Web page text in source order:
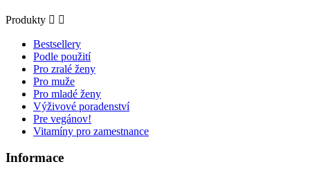
Produkty  
Bestsellery
Podle použití
Pro zralé ženy
Pro muže
Pro mladé ženy
Výživové poradenství
Pre vegánov!
Vitamíny pro zamestnance
Informace